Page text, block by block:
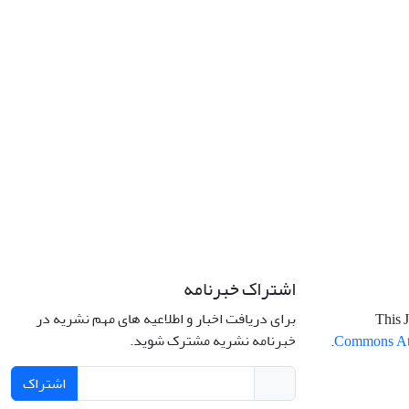
This
Commons
.
اشتراک خبرنامه
برای دریافت اخبار و اطلاعیه های مهم نشریه در
خبرنامه نشریه مشترک شوید.
اشتراک